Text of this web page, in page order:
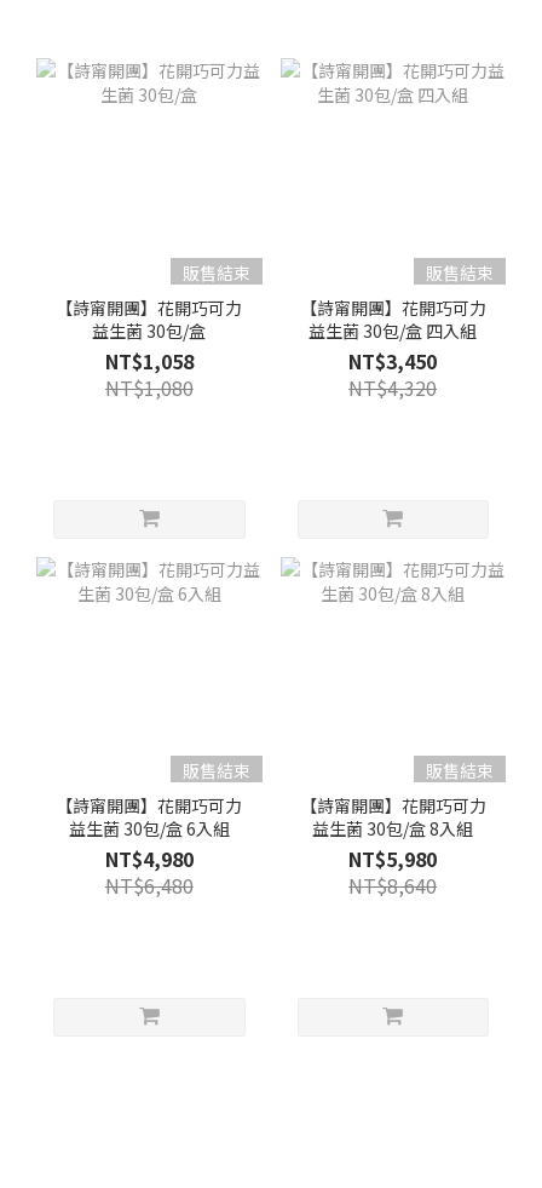
販售結束
【詩甯開團】花開巧可力
益生菌 30包/盒
NT$1,058
NT$1,080
販售結束
【詩甯開團】花開巧可力
益生菌 30包/盒 四入組
NT$3,450
NT$4,320
販售結束
【詩甯開團】花開巧可力
益生菌 30包/盒 6入組
NT$4,980
NT$6,480
販售結束
【詩甯開團】花開巧可力
益生菌 30包/盒 8入組
NT$5,980
NT$8,640